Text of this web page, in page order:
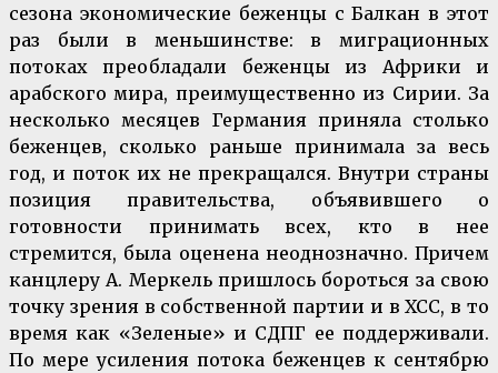
сезона экономические беженцы с Балкан в этот
раз были в меньшинстве: в миграционных
потоках преобладали беженцы из Африки и
арабского мира, преимущественно из Сирии. За
несколько месяцев Германия приняла столько
беженцев, сколько раньше принимала за весь
год, и поток их не прекращался. Внутри страны
позиция правительства, объявившего о
готовности принимать всех, кто в нее
стремится, была оценена неоднозначно. Причем
канцлеру А. Меркель пришлось бороться за свою
точку зрения в собственной партии и в ХСС, в то
время как «Зеленые» и СДПГ ее поддерживали.
По мере усиления потока беженцев к сентябрю